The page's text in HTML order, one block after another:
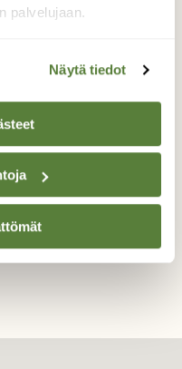
palvelujaan.
Näytä tiedot
koloja on
poikaset
Nuuksion